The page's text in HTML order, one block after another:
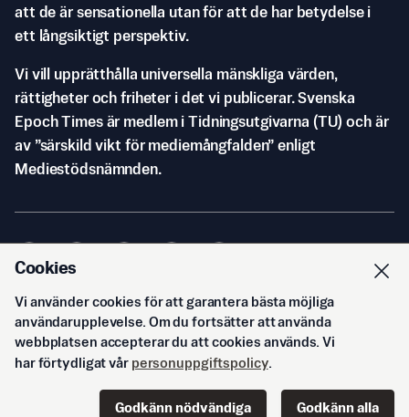
att de är sensationella utan för att de har betydelse i
ett långsiktigt perspektiv.
Vi vill upprätthålla universella mänskliga värden,
rättigheter och friheter i det vi publicerar. Svenska
Epoch Times är medlem i Tidningsutgivarna (TU) och är
av ”särskild vikt för mediemångfalden” enligt
Mediestödsnämnden.
© Svenska Epoch Times AB2026
Cookies
Vi använder cookies för att garantera bästa möjliga
användarupplevelse. Om du fortsätter att använda
webbplatsen accepterar du att cookies används. Vi
har förtydligat vår personuppgiftspolicy.
Godkänn nödvändiga Godkänn alla